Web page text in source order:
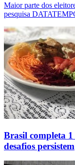
Maior parte dos
pesquisa
Brasil completa
desafios persistem